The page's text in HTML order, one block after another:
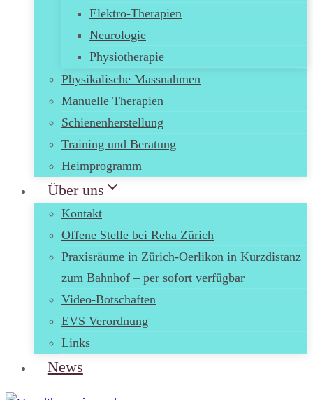
Elektro-Therapien
Neurologie
Physiotherapie
Physikalische Massnahmen
Manuelle Therapien
Schienenherstellung
Training und Beratung
Heimprogramm
Über uns
Kontakt
Offene Stelle bei Reha Zürich
Praxisräume in Zürich-Oerlikon in Kurzdistanz
zum Bahnhof – per sofort verfügbar
Video-Botschaften
EVS Verordnung
Links
News